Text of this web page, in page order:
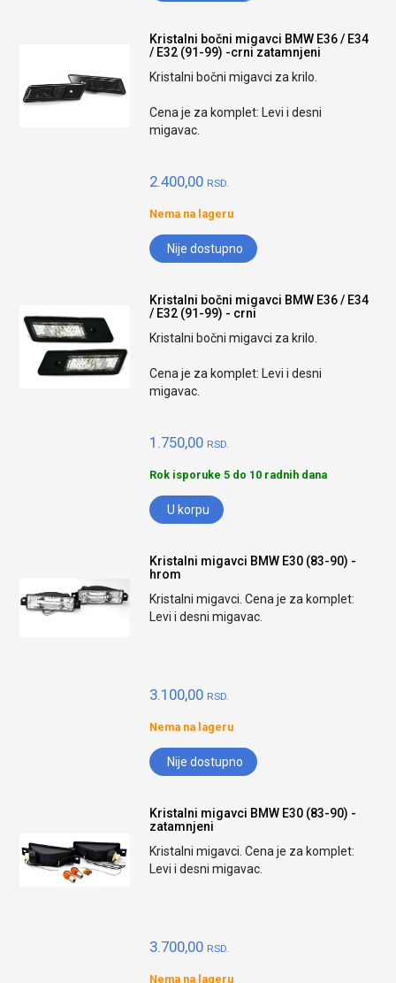
Kristalni bočni migavci BMW E36 / E34
/ E32 (91-99) -crni zatamnjeni
Kristalni bočni migavci za krilo.
Cena je za komplet: Levi i desni
migavac.
2.400,00 RSD.
Nema na lageru
Nije dostupno
Kristalni bočni migavci BMW E36 / E34
/ E32 (91-99) - crni
Kristalni bočni migavci za krilo.
Cena je za komplet: Levi i desni
migavac.
1.750,00 RSD.
Rok isporuke 5 do 10 radnih dana
U korpu
Kristalni migavci BMW E30 (83-90) -
hrom
Kristalni migavci. Cena je za komplet:
Levi i desni migavac.
3.100,00 RSD.
Nema na lageru
Nije dostupno
Kristalni migavci BMW E30 (83-90) -
zatamnjeni
Kristalni migavci. Cena je za komplet:
Levi i desni migavac.
3.700,00 RSD.
Nema na lageru